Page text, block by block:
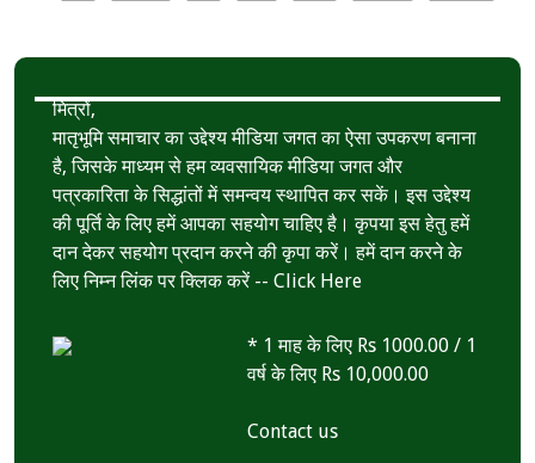
मित्रों,
मातृभूमि समाचार का उद्देश्य मीडिया जगत का ऐसा उपकरण बनाना
है, जिसके माध्यम से हम व्यवसायिक मीडिया जगत और
पत्रकारिता के सिद्धांतों में समन्वय स्थापित कर सकें। इस उद्देश्य
की पूर्ति के लिए हमें आपका सहयोग चाहिए है। कृपया इस हेतु हमें
दान देकर सहयोग प्रदान करने की कृपा करें। हमें दान करने के
लिए निम्न लिंक पर क्लिक करें --Click Here
* 1 माह के लिए Rs 1000.00 / 1
वर्ष के लिए Rs 10,000.00
Contact us